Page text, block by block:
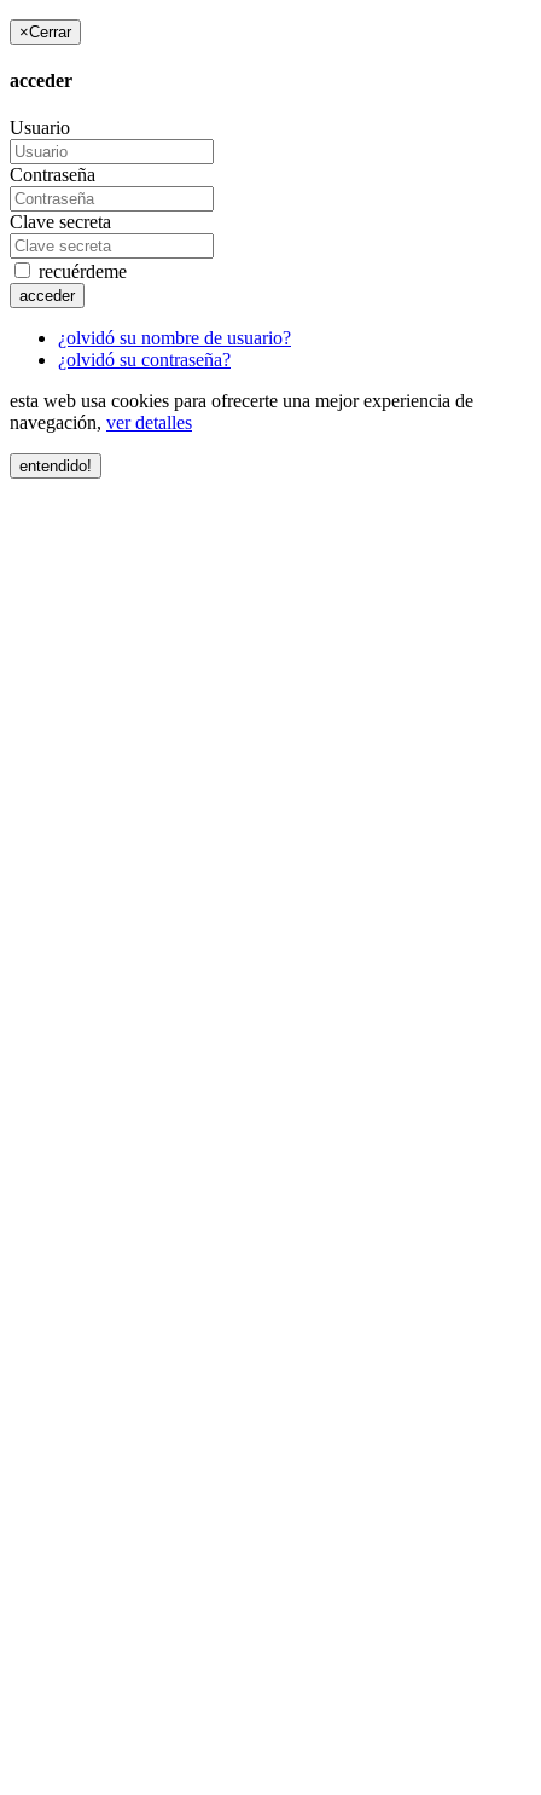
×Cerrar
acceder
Usuario
Contraseña
Clave secreta
recuérdeme
acceder
¿olvidó su nombre de usuario?
¿olvidó su contraseña?
esta web usa cookies para ofrecerte una mejor experiencia de
navegación, ver detalles
entendido!